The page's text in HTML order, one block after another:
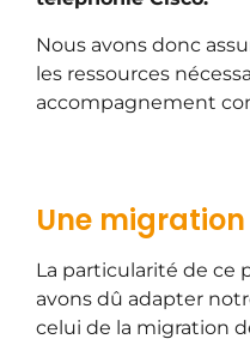
Nous avons donc
les ressources
accompagnement
Une
La particularité de ce
avons dû adapter
celui de la migration